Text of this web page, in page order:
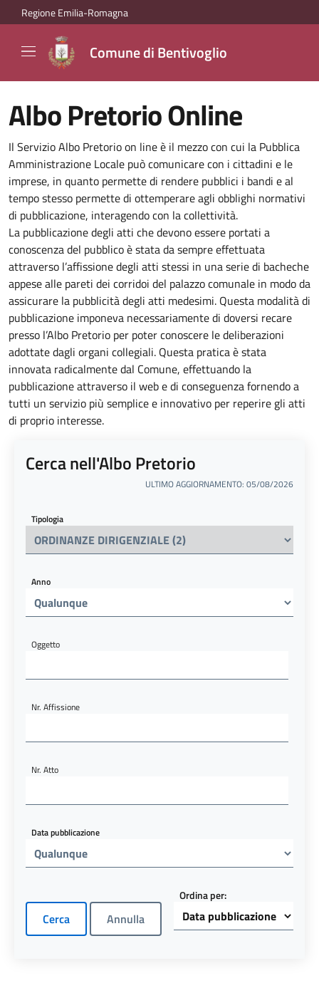
Regione Emilia-Romagna
Comune di Bentivoglio
Albo Pretorio Online
Il Servizio Albo Pretorio on line è il mezzo con cui la Pubblica
Amministrazione Locale può comunicare con i cittadini e le
imprese, in quanto permette di rendere pubblici i bandi e al
tempo stesso permette di ottemperare agli obblighi normativi
di pubblicazione, interagendo con la collettività.
La pubblicazione degli atti che devono essere portati a
conoscenza del pubblico è stata da sempre effettuata
attraverso l’affissione degli atti stessi in una serie di bacheche
appese alle pareti dei corridoi del palazzo comunale in modo da
assicurare la pubblicità degli atti medesimi. Questa modalità di
pubblicazione imponeva necessariamente di doversi recare
presso l’Albo Pretorio per poter conoscere le deliberazioni
adottate dagli organi collegiali. Questa pratica è stata
innovata radicalmente dal Comune, effettuando la
pubblicazione attraverso il web e di conseguenza fornendo a
tutti un servizio più semplice e innovativo per reperire gli atti
di proprio interesse.
Cerca nell'Albo Pretorio
ULTIMO AGGIORNAMENTO: 05/08/2026
Tipologia
Anno
Oggetto
Nr. Affissione
Nr. Atto
Data pubblicazione
Ordina per: